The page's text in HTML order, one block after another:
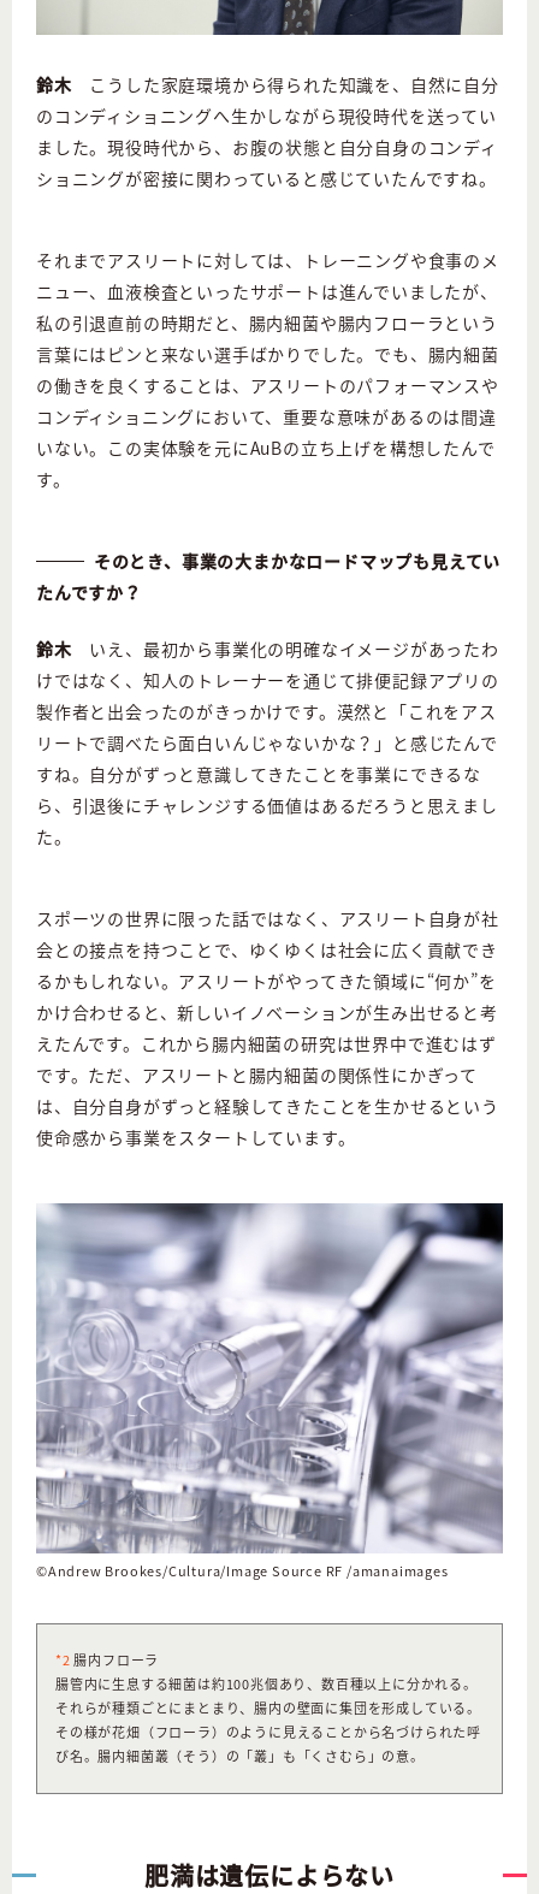
鈴木 こうした家庭環境から得られた知識を、自然に自分
のコンディショニングへ生かしながら現役時代を送ってい
ました。現役時代から、お腹の状態と自分自身のコンディ
ショニングが密接に関わっていると感じていたんですね。
それまでアスリートに対しては、トレーニングや食事のメ
ニュー、血液検査といったサポートは進んでいましたが、
私の引退直前の時期だと、腸内細菌や腸内フローラという
言葉にはピンと来ない選手ばかりでした。でも、腸内細菌
の働きを良くすることは、アスリートのパフォーマンスや
コンディショニングにおいて、重要な意味があるのは間違
いない。この実体験を元にAuBの立ち上げを構想したんで
す。
そのとき、事業の大まかなロードマップも見えてい
たんですか？
鈴木 いえ、最初から事業化の明確なイメージがあったわ
けではなく、知人のトレーナーを通じて排便記録アプリの
製作者と出会ったのがきっかけです。漠然と「これをアス
リートで調べたら面白いんじゃないかな？」と感じたんで
すね。自分がずっと意識してきたことを事業にできるな
ら、引退後にチャレンジする価値はあるだろうと思えまし
た。
スポーツの世界に限った話ではなく、アスリート自身が社
会との接点を持つことで、ゆくゆくは社会に広く貢献でき
るかもしれない。アスリートがやってきた領域に“何か”を
かけ合わせると、新しいイノベーションが生み出せると考
えたんです。これから腸内細菌の研究は世界中で進むはず
です。ただ、アスリートと腸内細菌の関係性にかぎって
は、自分自身がずっと経験してきたことを生かせるという
使命感から事業をスタートしています。
©︎Andrew Brookes/Cultura/Image Source RF /amanaimages
*2腸内フローラ
腸管内に生息する細菌は約100兆個あり、数百種以上に分かれる。
それらが種類ごとにまとまり、腸内の壁面に集団を形成している。
その様が花畑（フローラ）のように見えることから名づけられた呼
び名。腸内細菌叢（そう）の「叢」も「くさむら」の意。
肥満は遺伝によらない